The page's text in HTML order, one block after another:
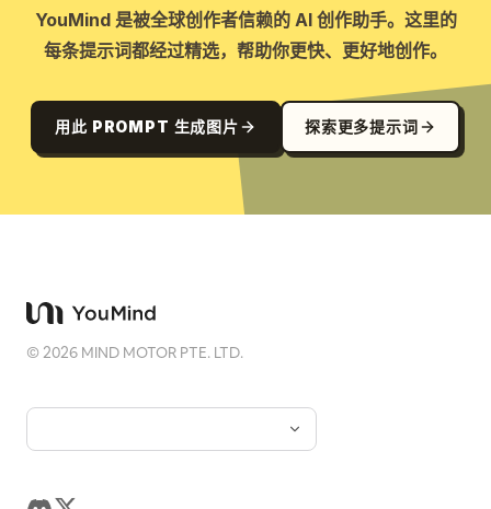
YouMind 是被全球创作者信赖的 AI 创作助手。这里的
每条提示词都经过精选，帮助你更快、更好地创作。
用此 PROMPT 生成图片 探索更多提示词
©2026 MIND MOTOR PTE. LTD.